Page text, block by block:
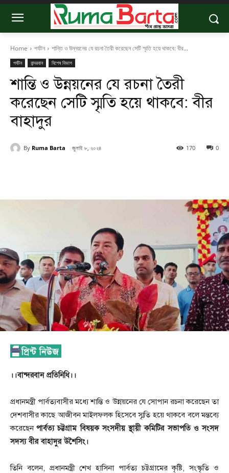
Home পর্যটন শান্তি ও উন্নয়নের যে রচনা তৈরী করেছেন সেটি স্মৃতি হয়ে থাকবে: বীর...
পর্যটন বান্দরবান বিশেষ বিভাগ
শান্তি ও উন্নয়নের যে রচনা তৈরী
করেছেন সেটি স্মৃতি হয়ে থাকবে: বীর
বাহাদুর
By Ruma Barta জুলাই ৮, ২০২৪ 0
170
।।বান্দরবান প্রতিনিধি।।
প্রধানমন্ত্রী পার্বত্যবাসীর মধ্যে শান্তি ও উন্নয়নের যে সোপান রচনা করেছেন তা
দেশবাসীর কাছে আজীবন মাইলফলক হিসেবে স্মৃতি হয়ে থাকবে বলে মন্তব্যে
করেছেনপার্বত্য চট্টগ্রাম বিষয়ক সংসদীয় স্থায়ী কমিটির সভাপতি ও সংসদ
সদস্য বীর বাহাদুর উশৈসিং।
তিনি বলেন, প্রধানমন্ত্রী শেখ হাসিনা পার্বত্য চট্টগ্রামের কৃষ্টি, সংস্কৃতি ও